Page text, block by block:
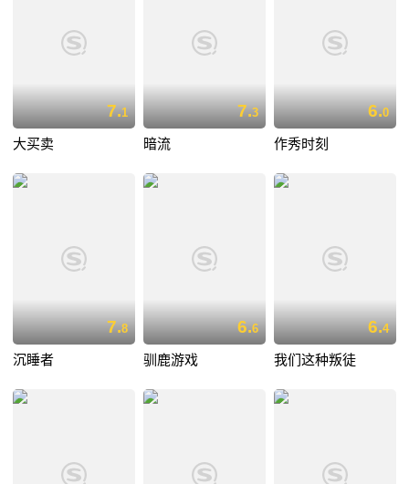
7.1
大买卖
7.3
暗流
6.0
作秀时刻
7.8
沉睡者
6.6
驯鹿游戏
6.4
我们这种叛徒